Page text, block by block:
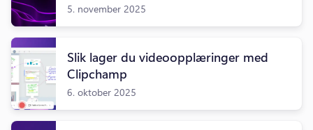
5. november 2025
Slik lager du videoopplæringer med
Clipchamp
6. oktober 2025